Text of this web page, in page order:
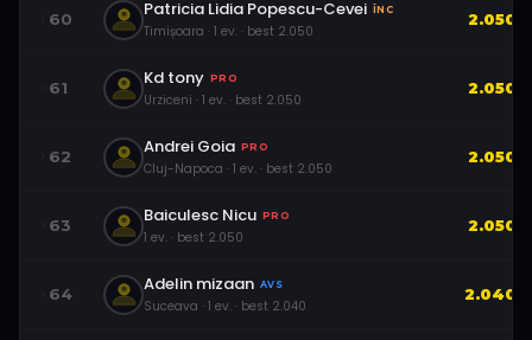
60 Patricia Lidia Popescu-Cevei ÎNC
Timișoara · 1 ev. · best 2.050
2.050
61 Kd tony PRO
Urziceni · 1 ev. · best 2.050
2.050
62 Andrei Goia PRO
Cluj-Napoca · 1 ev. · best 2.050
2.050
63 Baiculesc Nicu PRO
1 ev. · best 2.050
2.050
64 Adelin mizaan AVS
Suceava · 1 ev. · best 2.040
2.040